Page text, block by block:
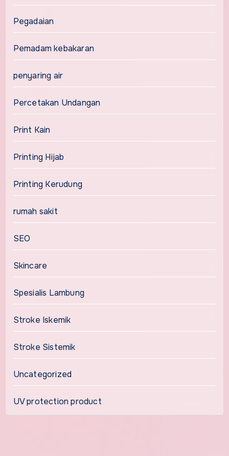
Pegadaian
Pemadam kebakaran
penyaring air
Percetakan Undangan
Print Kain
Printing Hijab
Printing Kerudung
rumah sakit
SEO
Skincare
Spesialis Lambung
Stroke Iskemik
Stroke Sistemik
Uncategorized
UV protection product